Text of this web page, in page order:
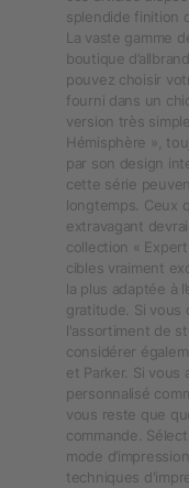
splendide finition
La vaste gamme
boutique
pouvez choisir
fourni dans un
version très
Hémisphère »,
par son design
cette série
longtemps. Ceux
extravagant
collection «
cibles vraiment
la plus adaptée à
gratitude. Si vous
l'assortiment de
considérer
et Parker. Si vous
personnalisé
vous reste que
commande.
mode
techniques